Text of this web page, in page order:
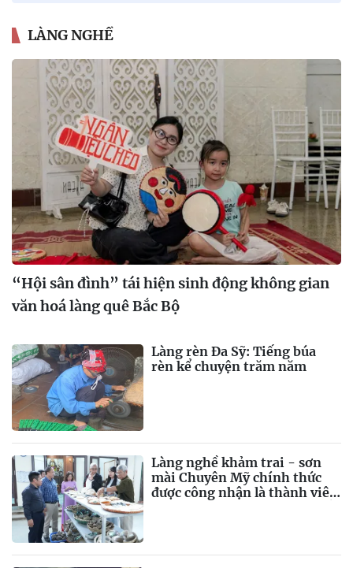
LÀNG NGHỀ
“Hội sân đình” tái hiện sinh động không gian
văn hoá làng quê Bắc Bộ
Làng rèn Đa Sỹ: Tiếng búa
rèn kể chuyện trăm năm
Làng nghề khảm trai - sơn
mài Chuyên Mỹ chính thức
được công nhận là thành viên